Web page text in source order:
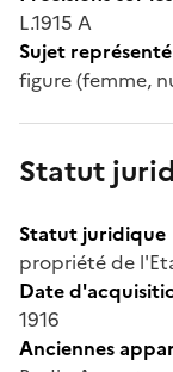
L.1915 A
Sujet représenté
figure (femme,
Statut
Statut juridique
propriété de
Date
1916
Anciennes